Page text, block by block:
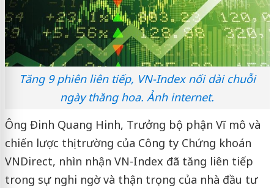
Tăng 9 phiên liên tiếp, VN-Index nối dài chuỗi
ngày thăng hoa. Ảnh internet.
Ông Đinh Quang Hinh, Trưởng bộ phận Vĩ mô và
chiến lược thị trường của Công ty Chứng khoán
VNDirect, nhìn nhận VN-Index đã tăng liên tiếp
trong sự nghi ngờ và thận trọng của nhà đầu tư